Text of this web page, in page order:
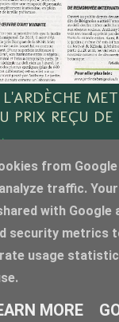
PRIX REÇU DE
Fourni par Blogger
droits réservés. merci
from
traffic. Your
with Google
security metrics
usage
MORE